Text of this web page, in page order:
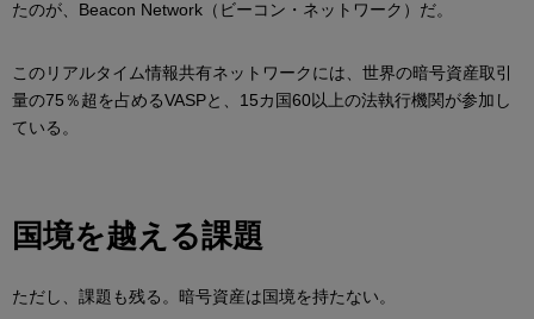
たのが、Beacon Network（ビーコン・ネットワーク）だ。
このリアルタイム情報共有ネットワークには、世界の暗号資産取引
量の75％超を占めるVASPと、15カ国60以上の法執行機関が参加し
ている。
国境を越える課題
ただし、課題も残る。暗号資産は国境を持たない。